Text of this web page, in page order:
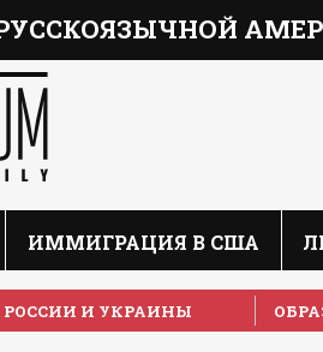
ИММИГРАЦИЯ В США
РОССИИ И УКРАИНЫ